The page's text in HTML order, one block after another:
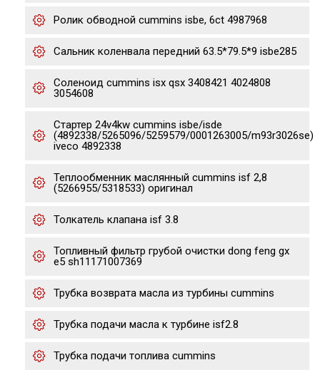
Ролик обводной cummins isbe, 6ct 4987968
Сальник коленвала передний 63.5*79.5*9 isbe285
Соленоид cummins isx qsx 3408421 4024808
3054608
Стартер 24v4kw cummins isbe/isde
(4892338/5265096/5259579/0001263005/m93r3026se)
iveco 4892338
Теплообменник маслянный cummins isf 2,8
(5266955/5318533) оригинал
Толкатель клапана isf 3.8
Топливный фильтр грубой очистки dong feng gx
е5 sh11171007369
Трубка возврата масла из турбины cummins
Трубка подачи масла к турбине isf2.8
Трубка подачи топлива cummins